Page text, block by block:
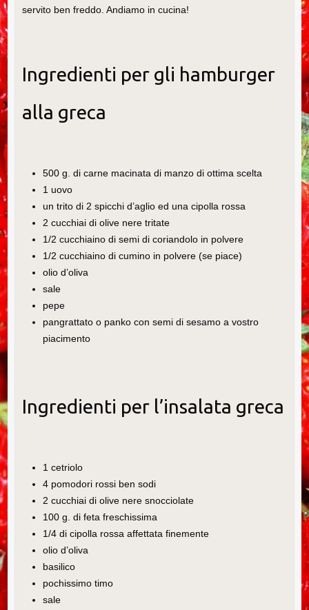
servito ben freddo. Andiamo in cucina!
Ingredienti per gli hamburger
alla greca
500 g. di carne macinata di manzo di ottima scelta
1 uovo
un trito di 2 spicchi d’aglio ed una cipolla rossa
2 cucchiai di olive nere tritate
1/2 cucchiaino di semi di coriandolo in polvere
1/2 cucchiaino di cumino in polvere (se piace)
olio d’oliva
sale
pepe
pangrattato o panko con semi di sesamo a vostro
piacimento
Ingredienti per l’insalata greca
1 cetriolo
4 pomodori rossi ben sodi
2 cucchiai di olive nere snocciolate
100 g. di feta freschissima
1/4 di cipolla rossa affettata finemente
olio d’oliva
basilico
pochissimo timo
sale